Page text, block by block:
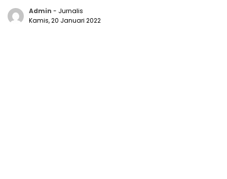
Admin - Jurnalis
Kamis, 20 Januari 2022